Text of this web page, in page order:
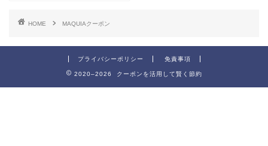
HOME MAQUIAクーポン
プライバシーポリシー 免責事項
2020–2026 クーポンを活用して賢く節約